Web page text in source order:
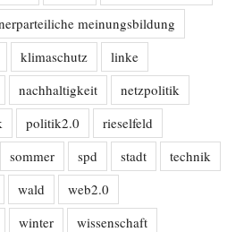
meinungsbildung
klimaschutz
linke
nachhaltigkeit
netzpolitik
politik2.0
rieselfeld
sommer spd stadt
technik
wald
web2.0
winter wissenschaft